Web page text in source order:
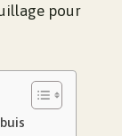
pour